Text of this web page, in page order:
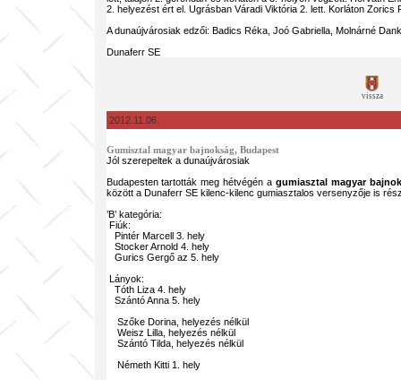
2. helyezést ért el. Ugrásban Váradi Viktória 2. lett. Korláton Zorics
A dunaújvárosiak edzői: Badics Réka, Joó Gabriella, Molnárné
Dunaferr SE
vissza
2012.11.06.
Gumisztal magyar bajnokság, Budapest
Jól szerepeltek a dunaújvárosiak
Budapesten tartották meg hétvégén agumiasztal magyar
között a Dunaferr SE kilenc-kilenc gumiasztalos versenyzője is
’B’ kategória:
Fiúk:
Pintér Marcell 3. hely
Stocker Arnold 4. hely
Gurics Gergő az 5. hely
Lányok:
Tóth Liza 4. hely
Szántó Anna 5. hely
Szőke Dorina, helyezés nélkül
Weisz Lilla, helyezés nélkül
Szántó Tilda, helyezés nélkül
Németh Kitti 1. hely